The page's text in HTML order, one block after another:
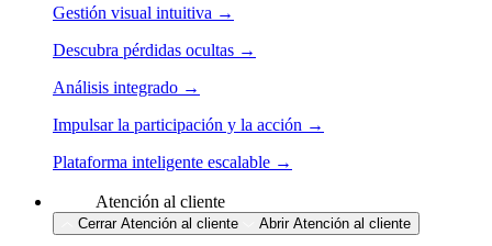
Gestión visual intuitiva →
Descubra pérdidas ocultas →
Análisis integrado →
Impulsar la participación y la acción →
Plataforma inteligente escalable →
Atención al cliente
Cerrar Atención al cliente Abrir Atención al cliente